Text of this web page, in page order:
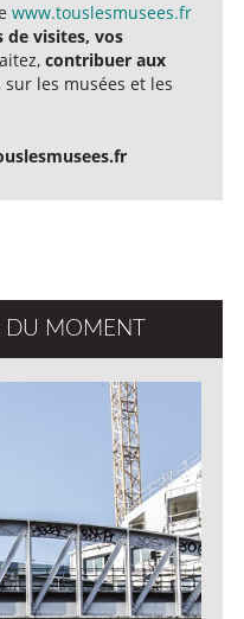
www.touslesmusees.fr
de visites, vos
contribuer aux
les musées et les
DU MOMENT